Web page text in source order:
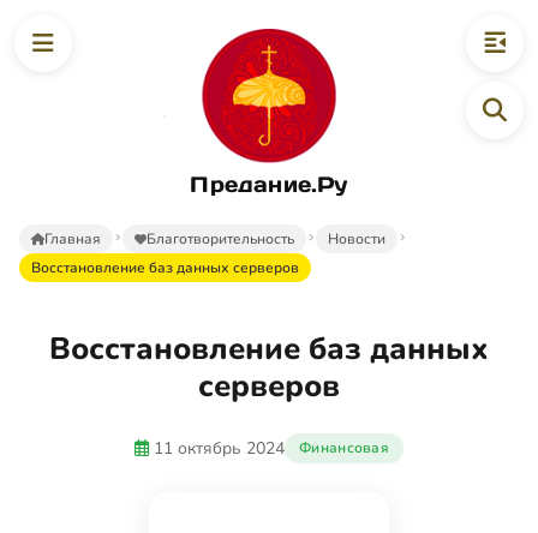
Предание.Ру
Главная Благотворительность
Новости
Восстановление баз данных серверов
Восстановление баз данных
серверов
11 октябрь 2024 Финансовая